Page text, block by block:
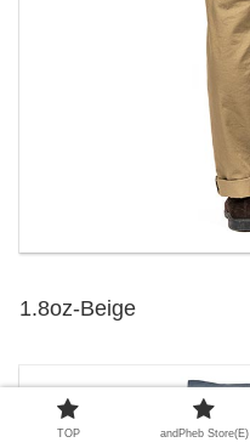
1.8oz-Beige
TOP andPheb Store(E)